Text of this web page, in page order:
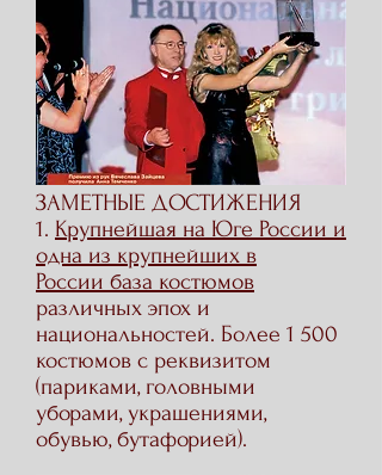
ЗАМЕТНЫЕ ДОСТИЖЕНИЯ
1. Крупнейшая на Юге России и
одна из крупнейших в
России база костюмов
различных эпох и
национальностей. Более 1 500
костюмов с реквизитом
(париками, головными
уборами, украшениями,
обувью, бутафорией).